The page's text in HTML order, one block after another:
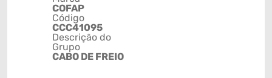
COFAP
Código
CCC41095
Descrição do
Grupo
CABO DE FREIO